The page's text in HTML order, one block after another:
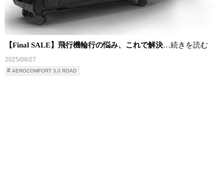
【Final SALE】飛行機輪行の悩み、これで解決…続きを読む
2025/08/27
AEROCOMFORT 3.0 ROAD